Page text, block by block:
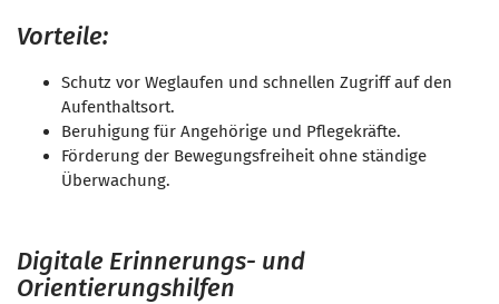
Vorteile:
Schutz vor Weglaufen und schnellen Zugriff auf den
Aufenthaltsort.
Beruhigung für Angehörige und Pflegekräfte.
Förderung der Bewegungsfreiheit ohne ständige
Überwachung.
Digitale Erinnerungs- und
Orientierungshilfen